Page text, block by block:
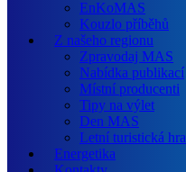
EnKoMAS
Kouzlo příběhů
Z našeho regionu
Zpravodaj MAS
Nabídka publikací
Místní producenti
Tipy na výlet
Den MAS
Letní turistická hra
Energetika